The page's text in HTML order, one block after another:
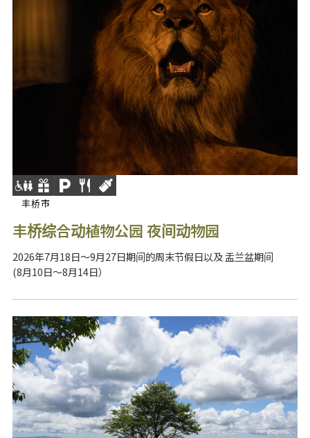
丰桥市
丰桥综合动植物公园 夜间动物园
2026年7月18日～9月27日期间的周末节假日以及 盂兰盆期间
(8月10日～8月14日）